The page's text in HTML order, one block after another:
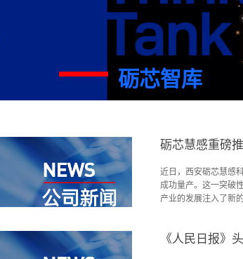
砺芯智库
近日，西安砺芯慧感
成功量产。这一突破
产业的发展注入了新
如抗导线损耗能力强
《人民日报》